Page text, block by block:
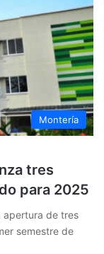
Montería
tres
para 2025
apertura de tres
semestre de